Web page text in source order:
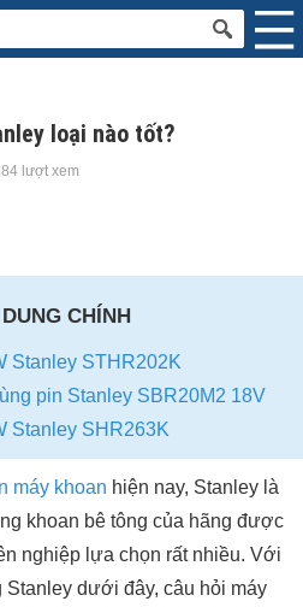
loại nào tốt?
lượt xem
CHÍNH
Stanley STHR202K
pin Stanley SBR20M2 18V
Stanley SHR263K
máy khoan hiện nay, Stanley là
khoan bê tông của hãng được
nghiệp lựa chọn rất nhiều. Với
Stanley dưới đây, câu hỏi máy